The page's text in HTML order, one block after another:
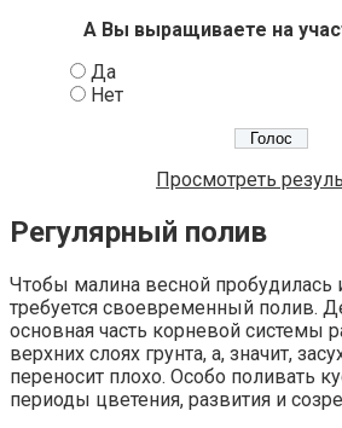
А Вы выращиваете на
Да
Нет
Просмотреть
Регулярный полив
Чтобы малина весной пробудилась
требуется своевременный полив.
основная часть корневой системы
верхних слоях грунта, а, значит,
переносит плохо. Особо поливать
периоды цветения, развития и